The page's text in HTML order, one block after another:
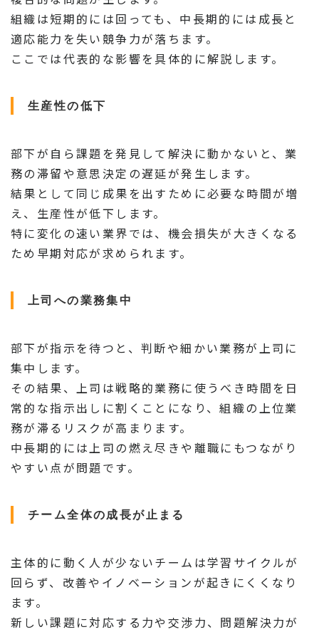
組織は短期的には回っても、中長期的には成長と
適応能力を失い競争力が落ちます。
ここでは代表的な影響を具体的に解説します。
生産性の低下
部下が自ら課題を発見して解決に動かないと、業
務の滞留や意思決定の遅延が発生します。
結果として同じ成果を出すために必要な時間が増
え、生産性が低下します。
特に変化の速い業界では、機会損失が大きくなる
ため早期対応が求められます。
上司への業務集中
部下が指示を待つと、判断や細かい業務が上司に
集中します。
その結果、上司は戦略的業務に使うべき時間を日
常的な指示出しに割くことになり、組織の上位業
務が滞るリスクが高まります。
中長期的には上司の燃え尽きや離職にもつながり
やすい点が問題です。
チーム全体の成長が止まる
主体的に動く人が少ないチームは学習サイクルが
回らず、改善やイノベーションが起きにくくなり
ます。
新しい課題に対応する力や交渉力、問題解決力が